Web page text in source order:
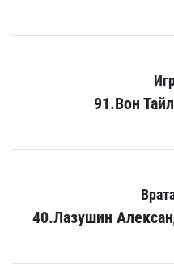
91.Вон
40.Лазушин